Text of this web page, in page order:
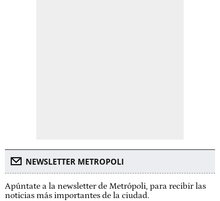
NEWSLETTER METROPOLI
Apúntate a la newsletter de Metrópoli, para recibir las
noticias más importantes de la ciudad.